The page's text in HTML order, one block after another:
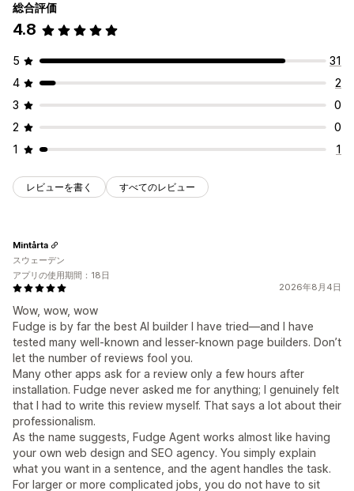
総合評価
4.8
5
31
4
2
3
0
2
0
1
1
レビューを書く すべてのレビュー
2026年8月4日
Wow, wow, wow
Fudge is by far the best AI builder I have tried—and I have
tested many well-known and lesser-known page builders. Don’t
let the number of reviews fool you.
Many other apps ask for a review only a few hours after
installation. Fudge never asked me for anything; I genuinely felt
that I had to write this review myself. That says a lot about their
professionalism.
As the name suggests, Fudge Agent works almost like having
your own web design and SEO agency. You simply explain
what you want in a sentence, and the agent handles the task.
For larger or more complicated jobs, you do not have to sit
Mintårta
スウェーデン
アプリの使用期間：18日